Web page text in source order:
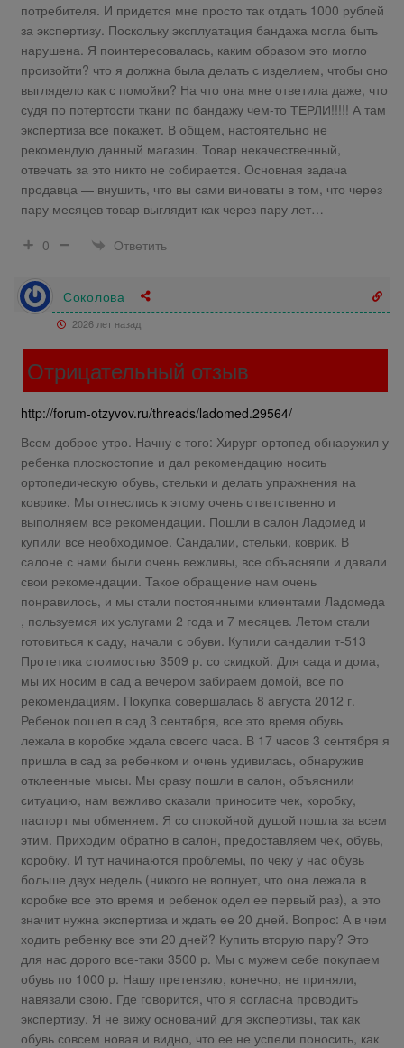
потребителя. И придется мне просто так отдать 1000 рублей
за экспертизу. Поскольку эксплуатация бандажа могла быть
нарушена. Я поинтересовалась, каким образом это могло
произойти? что я должна была делать с изделием, чтобы оно
выглядело как с помойки? На что она мне ответила даже, что
судя по потертости ткани по бандажу чем-то ТЕРЛИ!!!!! А там
экспертиза все покажет. В общем, настоятельно не
рекомендую данный магазин. Товар некачественный,
отвечать за это никто не собирается. Основная задача
продавца — внушить, что вы сами виноваты в том, что через
пару месяцев товар выглядит как через пару лет…
0
Ответить
Соколова
2026 лет назад
Отрицательный отзыв
http://forum-otzyvov.ru/threads/ladomed.29564/
Всем доброе утро. Начну с того: Хирург-ортопед обнаружил у
ребенка плоскостопие и дал рекомендацию носить
ортопедическую обувь, стельки и делать упражнения на
коврике. Мы отнеслись к этому очень ответственно и
выполняем все рекомендации. Пошли в салон Ладомед и
купили все необходимое. Сандалии, стельки, коврик. В
салоне с нами были очень вежливы, все объясняли и давали
свои рекомендации. Такое обращение нам очень
понравилось, и мы стали постоянными клиентами Ладомеда
, пользуемся их услугами 2 года и 7 месяцев. Летом стали
готовиться к саду, начали с обуви. Купили сандалии т-513
Протетика стоимостью 3509 р. со скидкой. Для сада и дома,
мы их носим в сад а вечером забираем домой, все по
рекомендациям. Покупка совершалась 8 августа 2012 г.
Ребенок пошел в сад 3 сентября, все это время обувь
лежала в коробке ждала своего часа. В 17 часов 3 сентября я
пришла в сад за ребенком и очень удивилась, обнаружив
отклеенные мысы. Мы сразу пошли в салон, объяснили
ситуацию, нам вежливо сказали приносите чек, коробку,
паспорт мы обменяем. Я со спокойной душой пошла за всем
этим. Приходим обратно в салон, предоставляем чек, обувь,
коробку. И тут начинаются проблемы, по чеку у нас обувь
больше двух недель (никого не волнует, что она лежала в
коробке все это время и ребенок одел ее первый раз), а это
значит нужна экспертиза и ждать ее 20 дней. Вопрос: А в чем
ходить ребенку все эти 20 дней? Купить вторую пару? Это
для нас дорого все-таки 3500 р. Мы с мужем себе покупаем
обувь по 1000 р. Нашу претензию, конечно, не приняли,
навязали свою. Где говорится, что я согласна проводить
экспертизу. Я не вижу оснований для экспертизы, так как
обувь совсем новая и видно, что ее не успели поносить, как